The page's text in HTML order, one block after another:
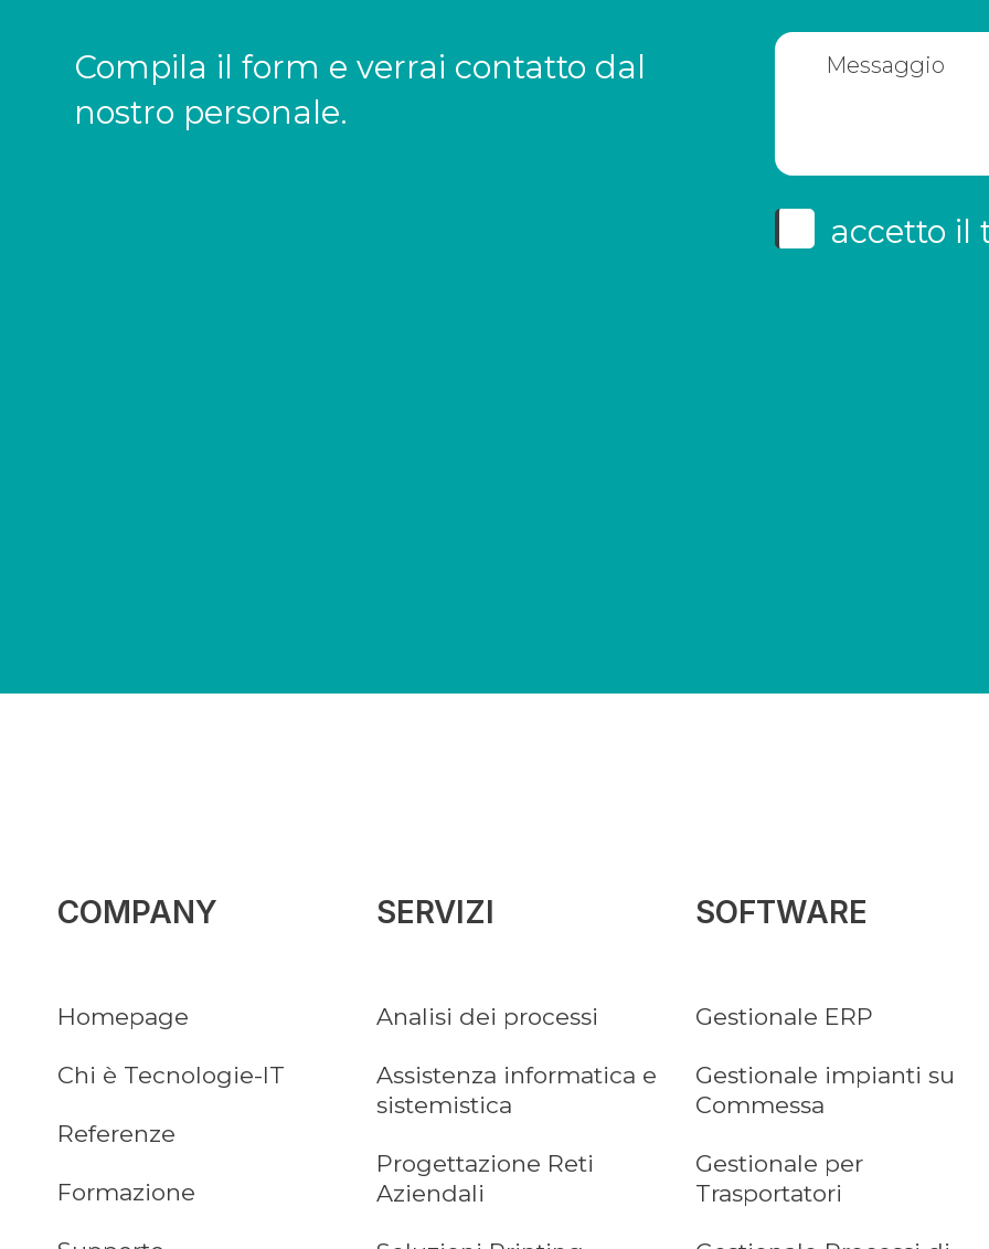
Compila il form e verrai contatto dal
nostro personale.
accetto il
COMPANY
Homepage
Chi è Tecnologie-IT
Referenze
Formazione
SERVIZI
Analisi dei processi
Assistenza informatica e
sistemistica
Progettazione Reti
Aziendali
SOFTWARE
Gestionale ERP
Gestionale impianti su
Commessa
Gestionale per
Trasportatori